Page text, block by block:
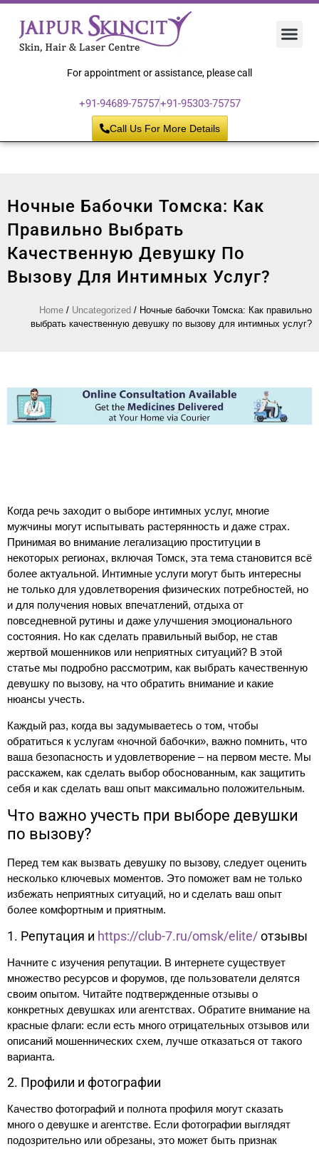
For appointment or assistance, please call
+91-94689-75757+91-95303-75757
Call Us For More Details
Ночные Бабочки Томска: Как
Правильно Выбрать
Качественную Девушку По
Вызову Для Интимных Услуг?
Home / Uncategorized / Ночные бабочки Томска: Как правильно
выбрать качественную девушку по вызову для интимных услуг?
Когда речь заходит о выборе интимных услуг, многие
мужчины могут испытывать растерянность и даже страх.
Принимая во внимание легализацию проституции в
некоторых регионах, включая Томск, эта тема становится всё
более актуальной. Интимные услуги могут быть интересны
не только для удовлетворения физических потребностей, но
и для получения новых впечатлений, отдыха от
повседневной рутины и даже улучшения эмоционального
состояния. Но как сделать правильный выбор, не став
жертвой мошенников или неприятных ситуаций? В этой
статье мы подробно рассмотрим, как выбрать качественную
девушку по вызову, на что обратить внимание и какие
нюансы учесть.
Каждый раз, когда вы задумываетесь о том, чтобы
обратиться к услугам «ночной бабочки», важно помнить, что
ваша безопасность и удовлетворение – на первом месте. Мы
расскажем, как сделать выбор обоснованным, как защитить
себя и как сделать ваш опыт максимально положительным.
Что важно учесть при выборе девушки
по вызову?
Перед тем как вызвать девушку по вызову, следует оценить
несколько ключевых моментов. Это поможет вам не только
избежать неприятных ситуаций, но и сделать ваш опыт
более комфортным и приятным.
1. Репутация и https://club-7.ru/omsk/elite/отзывы
Начните с изучения репутации. В интернете существует
множество ресурсов и форумов, где пользователи делятся
своим опытом. Читайте подтвержденные отзывы о
конкретных девушках или агентствах. Обратите внимание на
красные флаги: если есть много отрицательных отзывов или
описаний мошеннических схем, лучше отказаться от такого
варианта.
2. Профили и фотографии
Качество фотографий и полнота профиля могут сказать
много о девушке и агентстве. Если фотографии выглядят
подозрительно или обрезаны, это может быть признак